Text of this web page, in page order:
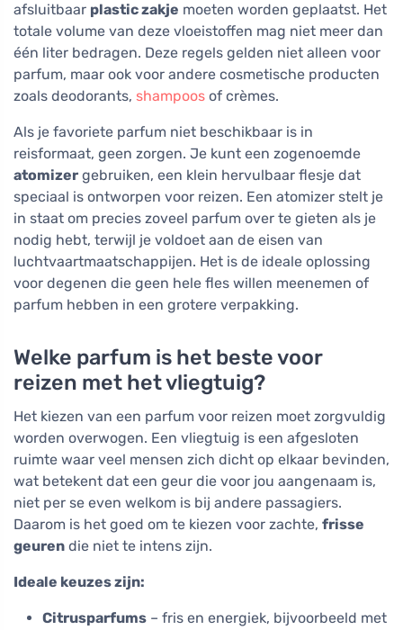
afsluitbaar plastic zakje moeten worden geplaatst. Het
totale volume van deze vloeistoffen mag niet meer dan
één liter bedragen. Deze regels gelden niet alleen voor
parfum, maar ook voor andere cosmetische producten
zoals deodorants, shampoos of crèmes.
Als je favoriete parfum niet beschikbaar is in
reisformaat, geen zorgen. Je kunt een zogenoemde
atomizer gebruiken, een klein hervulbaar flesje dat
speciaal is ontworpen voor reizen. Een atomizer stelt je
in staat om precies zoveel parfum over te gieten als je
nodig hebt, terwijl je voldoet aan de eisen van
luchtvaartmaatschappijen. Het is de ideale oplossing
voor degenen die geen hele fles willen meenemen of
parfum hebben in een grotere verpakking.
Welke parfum is het beste voor
reizen met het vliegtuig?
Het kiezen van een parfum voor reizen moet zorgvuldig
worden overwogen. Een vliegtuig is een afgesloten
ruimte waar veel mensen zich dicht op elkaar bevinden,
wat betekent dat een geur die voor jou aangenaam is,
niet per se even welkom is bij andere passagiers.
Daarom is het goed om te kiezen voor zachte, frisse
geuren die niet te intens zijn.
Ideale keuzes zijn:
Citrusparfums – fris en energiek, bijvoorbeeld met